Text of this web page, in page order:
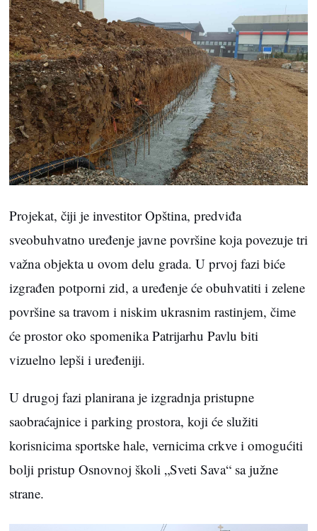
Projekat, čiji je investitor Opština, predviđa
sveobuhvatno uređenje javne površine koja povezuje tri
važna objekta u ovom delu grada. U prvoj fazi biće
izgrađen potporni zid, a uređenje će obuhvatiti i zelene
površine sa travom i niskim ukrasnim rastinjem, čime
će prostor oko spomenika Patrijarhu Pavlu biti
vizuelno lepši i uređeniji.
U drugoj fazi planirana je izgradnja pristupne
saobraćajnice i parking prostora, koji će služiti
korisnicima sportske hale, vernicima crkve i omogućiti
bolji pristup Osnovnoj školi „Sveti Sava“ sa južne
strane.